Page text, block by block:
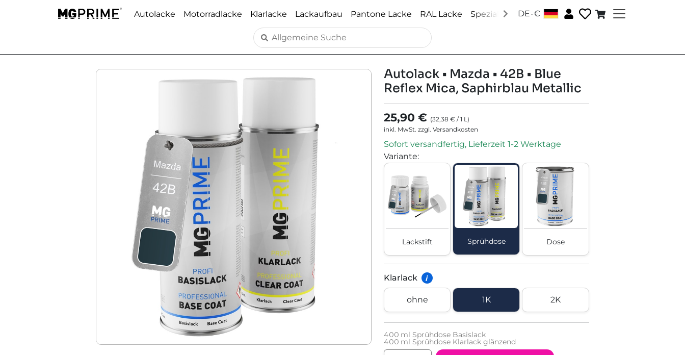
Autolacke Motorradlacke Klarlacke Lackaufbau Pantone Lacke RAL Lacke Speziallacke Zubehör │ Über uns Social Media
DE .€
Autolack • Mazda • 42B • Blue
Reflex Mica, Saphirblau Metallic
25,90 € (32,38 € /1 L)
inkl. MwSt. zzgl. Versandkosten
Sofort versandfertig, Lieferzeit 1-2 Werktage
Variante:
Lackstift Sprühdose Dose
Klarlack i
ohne 1K 2K
400 ml Sprühdose Basislack
400 ml Sprühdose Klarlack glänzend